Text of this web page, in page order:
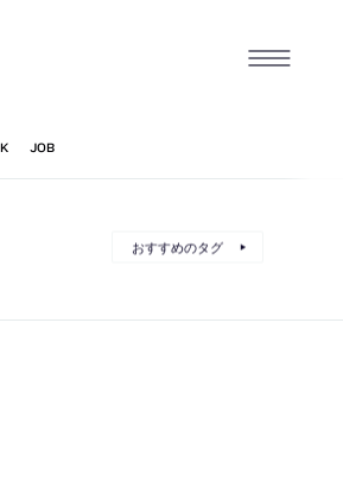
おすすめのタグ